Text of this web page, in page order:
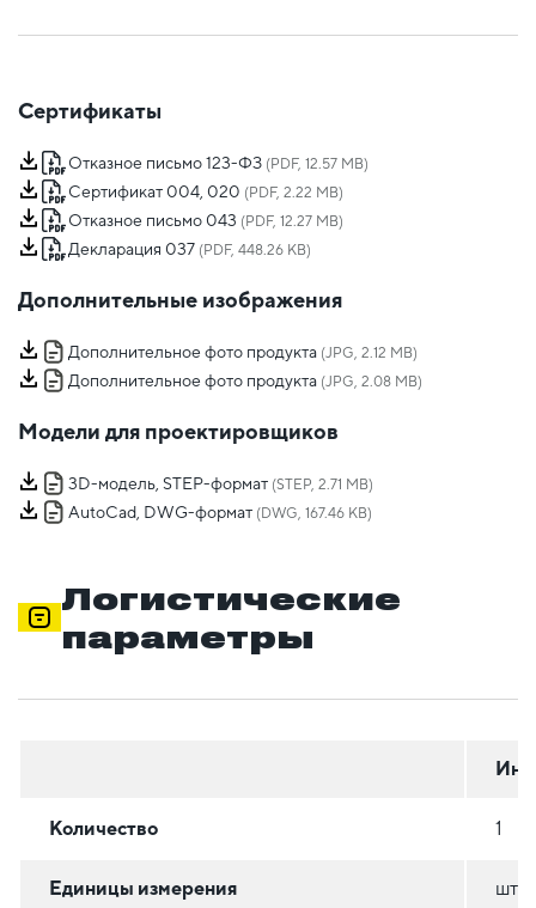
Сертификаты
Отказное письмо 123-ФЗ (PDF, 12.57 MB)
Сертификат 004, 020 (PDF, 2.22 MB)
Отказное письмо 043 (PDF, 12.27 MB)
Декларация 037 (PDF, 448.26 KB)
Дополнительные изображения
Дополнительное фото продукта (JPG, 2.12 MB)
Дополнительное фото продукта (JPG, 2.08 MB)
Модели для проектировщиков
3D-модель, STEP-формат (STEP, 2.71 MB)
AutoCad, DWG-формат (DWG, 167.46 KB)
Логистические
параметры
Количество 1
Единицы измерения шт